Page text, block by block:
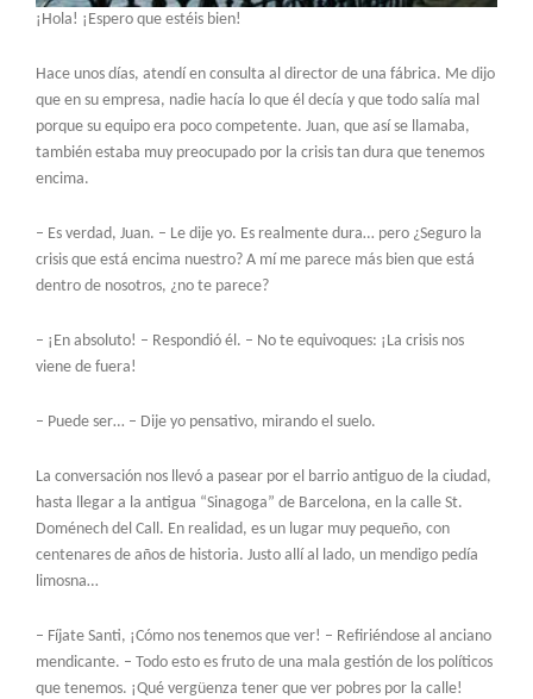
¡Hola! ¡Espero que estéis bien!
Hace unos días, atendí en consulta al director de una fábrica. Me dijo
que en su empresa, nadie hacía lo que él decía y que todo salía mal
porque su equipo era poco competente. Juan, que así se llamaba,
también estaba muy preocupado por la crisis tan dura que tenemos
encima.
– Es verdad, Juan. – Le dije yo. Es realmente dura… pero ¿Seguro la
crisis que está encima nuestro? A mí me parece más bien que está
dentro de nosotros, ¿no te parece?
– ¡En absoluto! – Respondió él. – No te equivoques: ¡La crisis nos
viene de fuera!
– Puede ser… – Dije yo pensativo, mirando el suelo.
La conversación nos llevó a pasear por el barrio antiguo de la ciudad,
hasta llegar a la antigua “Sinagoga” de Barcelona, en la calle St.
Doménech del Call. En realidad, es un lugar muy pequeño, con
centenares de años de historia. Justo allí al lado, un mendigo pedía
limosna…
– Fíjate Santi, ¡Cómo nos tenemos que ver! – Refiriéndose al anciano
mendicante. – Todo esto es fruto de una mala gestión de los políticos
que tenemos. ¡Qué vergüenza tener que ver pobres por la calle!